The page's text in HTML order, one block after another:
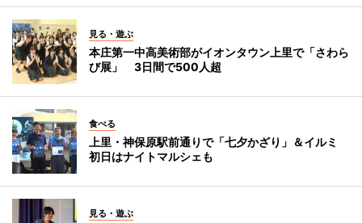
見る・遊ぶ
本庄第一中高美術部がイオンタウン上里で「さわら
び展」 3日間で500人超
食べる
上里・神保原駅前通りで「七夕かざり」＆イルミ
初日はナイトマルシェも
見る・遊ぶ